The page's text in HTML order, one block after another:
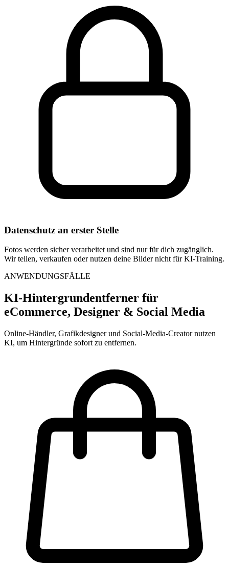
Datenschutz an erster Stelle
Fotos werden sicher verarbeitet und sind nur für dich zugänglich.
Wir teilen, verkaufen oder nutzen deine Bilder nicht für KI-Training.
ANWENDUNGSFÄLLE
KI-Hintergrundentferner für
eCommerce, Designer & Social Media
Online-Händler, Grafikdesigner und Social-Media-Creator nutzen
KI, um Hintergründe sofort zu entfernen.